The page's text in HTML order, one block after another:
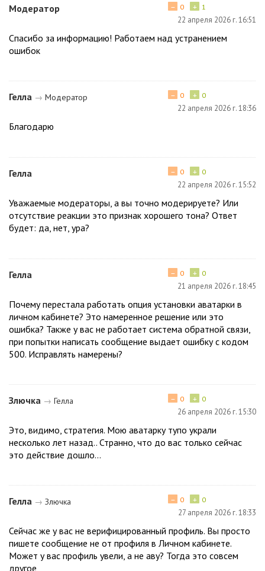
Модератор + 1
− 0
22 апреля 2026 г. 16:51
Спасибо за информацию! Работаем над устранением
ошибок
Гелла → Модератор + 0
− 0
22 апреля 2026 г. 18:36
Благодарю
Гелла + 0
− 0
22 апреля 2026 г. 15:52
Уважаемые модераторы, а вы точно модерируете? Или
отсутствие реакции это признак хорошего тона? Ответ
будет: да, нет, ура?
Гелла + 0
− 0
21 апреля 2026 г. 18:45
Почему перестала работать опция установки аватарки в
личном кабинете? Это намеренное решение или это
ошибка? Также у вас не работает система обратной связи,
при попытки написать сообщение выдает ошибку с кодом
500. Исправлять намерены?
Злючка → Гелла + 0
− 0
26 апреля 2026 г. 15:30
Это, видимо, стратегия. Мою аватарку тупо украли
несколько лет назад.. Странно, что до вас только сейчас
это действие дошло...
Гелла → Злючка + 0
− 0
27 апреля 2026 г. 18:33
Сейчас же у вас не верифицированный профиль. Вы просто
пишете сообщение не от профиля в Личном кабинете.
Может у вас профиль увели, а не аву? Тогда это совсем
другое